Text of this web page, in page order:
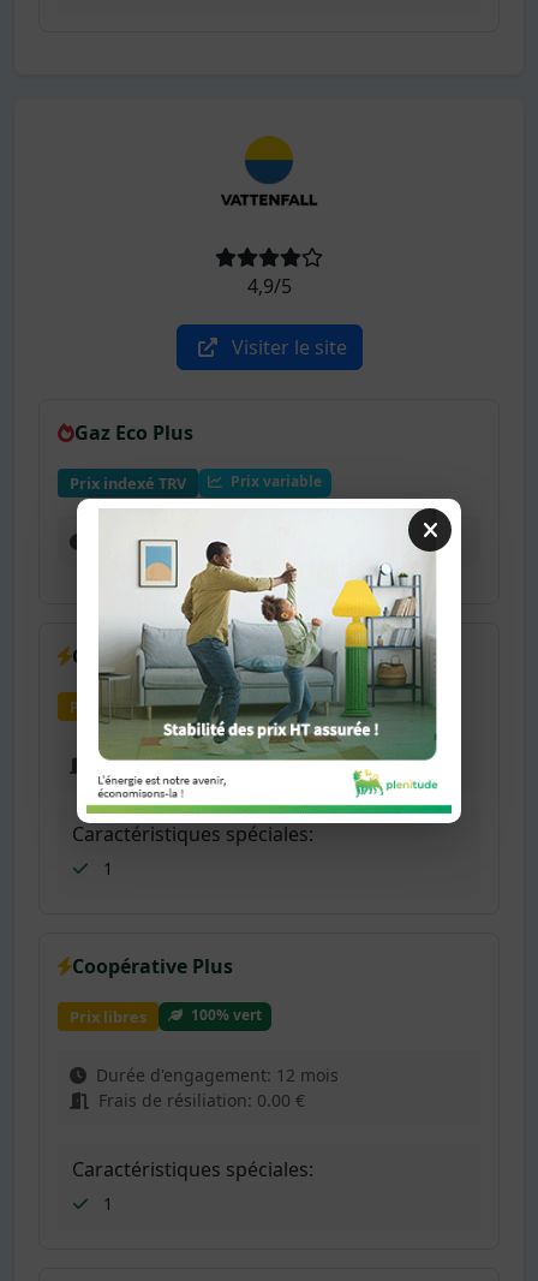
4,9/5
Visiter le site
Gaz Eco Plus
Prix indexé TRV Prix variable
Durée d'engagement: 12 mois
Coopérative Base
Prix libres 100% vert
Frais de résiliation: 0.00 €
Caractéristiques spéciales:
1
Coopérative Plus
Prix libres 100% vert
Durée d'engagement: 12 mois
Frais de résiliation: 0.00 €
Caractéristiques spéciales:
1